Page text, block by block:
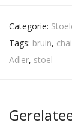
Categorie:
Tags: bruin,
Adler, stoel